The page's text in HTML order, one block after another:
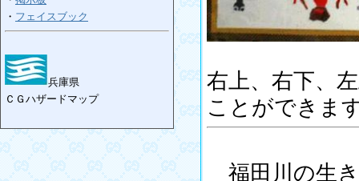
・ フェイスブック
兵庫県
ＣＧハザードマップ
右上、右下、
ことができま
福田川の生